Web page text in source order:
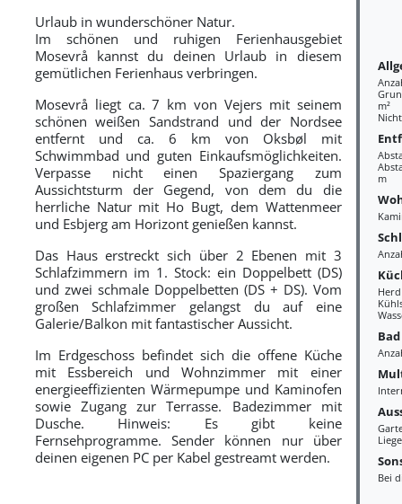
m²
m
Herd
Bad
Bei
Urlaub in wunderschöner Natur.
Im schönen und ruhigen Ferienhausgebiet
Mosevrå kannst du deinen Urlaub in diesem
gemütlichen Ferienhaus verbringen.
Mosevrå liegt ca. 7 km von Vejers mit seinem
schönen weißen Sandstrand und der Nordsee
entfernt und ca. 6 km von Oksbøl mit
Schwimmbad und guten Einkaufsmöglichkeiten.
Verpasse nicht einen Spaziergang zum
Aussichtsturm der Gegend, von dem du die
herrliche Natur mit Ho Bugt, dem Wattenmeer
und Esbjerg am Horizont genießen kannst.
Das Haus erstreckt sich über 2 Ebenen mit 3
Schlafzimmern im 1. Stock: ein Doppelbett (DS)
und zwei schmale Doppelbetten (DS + DS). Vom
großen Schlafzimmer gelangst du auf eine
Galerie/Balkon mit fantastischer Aussicht.
Im Erdgeschoss befindet sich die offene Küche
mit Essbereich und Wohnzimmer mit einer
energieeffizienten Wärmepumpe und Kaminofen
sowie Zugang zur Terrasse. Badezimmer mit
Dusche. Hinweis: Es gibt keine
Fernsehprogramme. Sender können nur über
deinen eigenen PC per Kabel gestreamt werden.